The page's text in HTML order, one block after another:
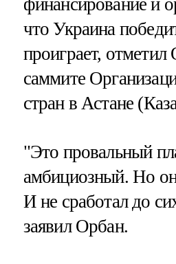
что Украина
проиграет, отметил
саммите
стран в Астане
"Это провальный
амбициозный. Но он
И не сработал до
заявил Орбан.